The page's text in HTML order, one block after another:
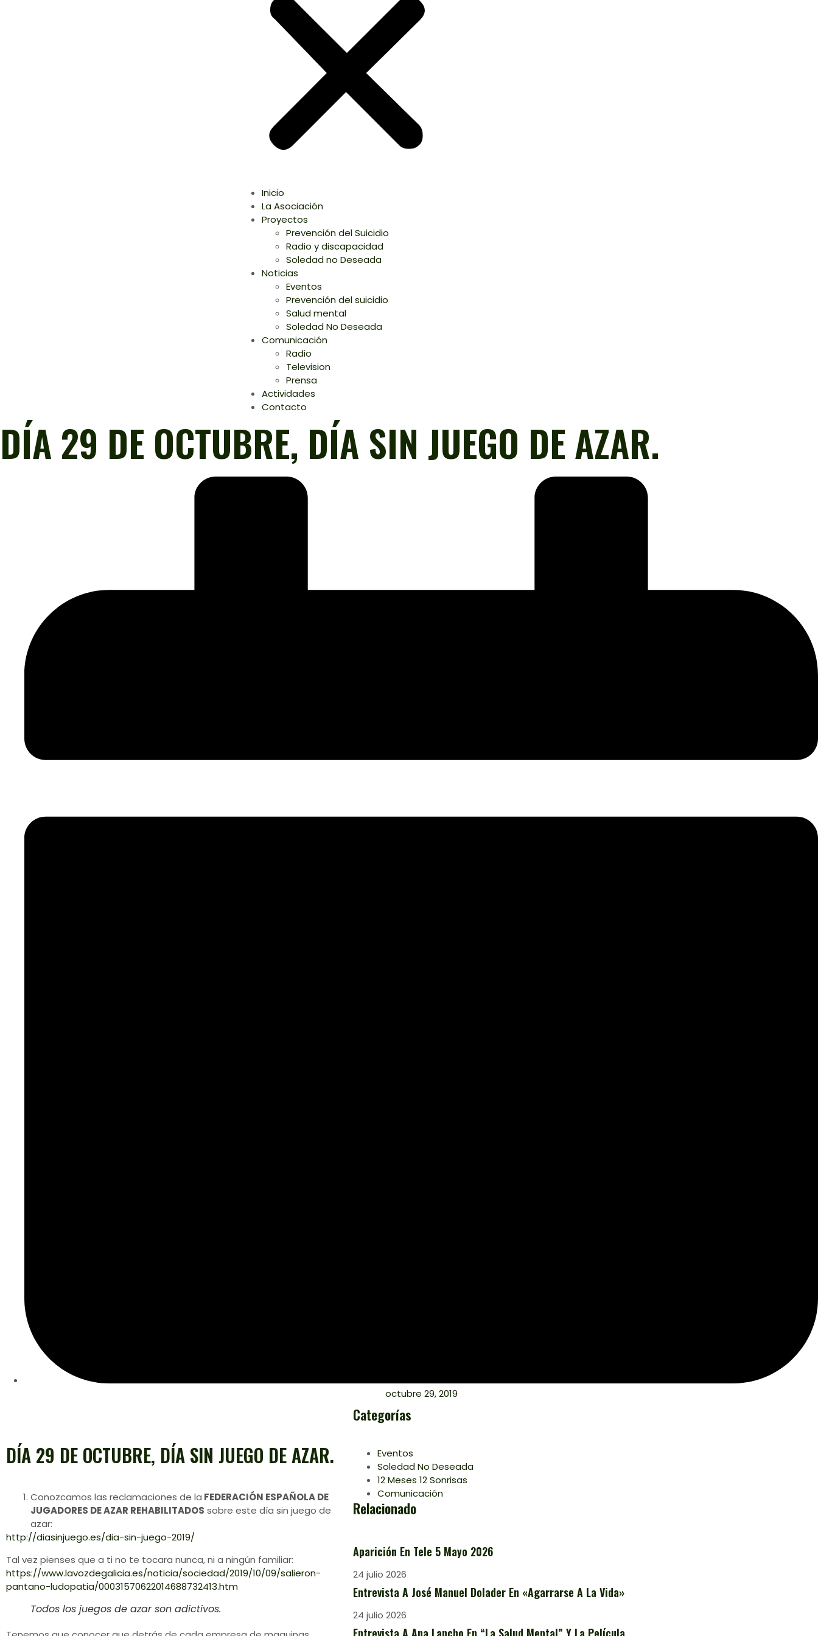
Inicio
La Asociación
Proyectos
Prevención del Suicidio
Radio y discapacidad
Soledad no Deseada
Noticias
Eventos
Prevención del suicidio
Salud mental
Soledad No Deseada
Comunicación
Radio
Television
Prensa
Actividades
Contacto
DÍA 29 DE OCTUBRE, DÍA SIN JUEGO DE AZAR.
octubre 29, 2019
DÍA 29 DE OCTUBRE, DÍA SIN JUEGO DE AZAR.
Conozcamos las reclamaciones de la FEDERACIÓN ESPAÑOLA DE
JUGADORES DE AZAR REHABILITADOS sobre este día sin juego de
azar:
http://diasinjuego.es/dia-sin-juego-2019/
Tal vez pienses que a ti no te tocara nunca, ni a ningún familiar:
https://www.lavozdegalicia.es/noticia/sociedad/2019/10/09/salieron-
pantano-ludopatia/00031570622014688732413.htm
Todos los juegos de azar son adictivos.
Categorías
Eventos
Soledad No Deseada
12 Meses 12 Sonrisas
Comunicación
Relacionado
Aparición En Tele 5 Mayo 2026
24 julio 2026
Entrevista A José Manuel Dolader En «Agarrarse A La Vida»
24 julio 2026